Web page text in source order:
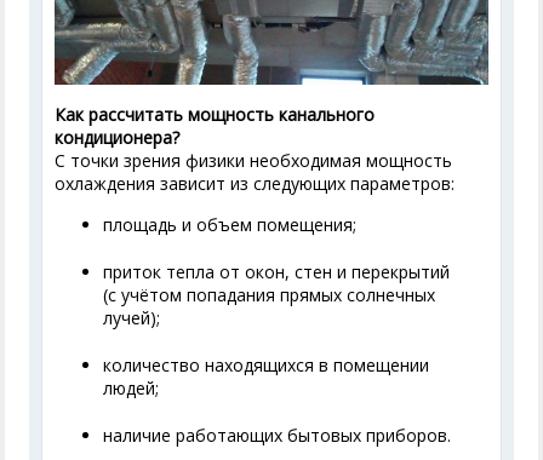
Как рассчитать мощность канального
кондиционера?
С точки зрения физики необходимая мощность
охлаждения зависит из следующих параметров:
площадь и объем помещения;
приток тепла от окон, стен и перекрытий
(с учётом попадания прямых солнечных
лучей);
количество находящихся в помещении
людей;
наличие работающих бытовых приборов.